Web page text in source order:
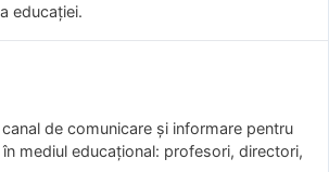
educației.
de comunicare și informare pentru
mediul educațional: profesori, directori,